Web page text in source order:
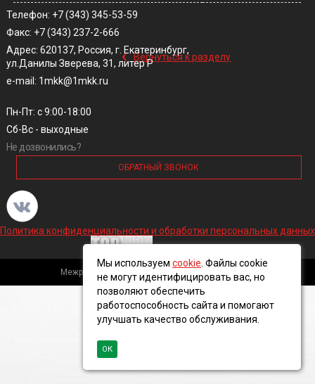
‹ Вернуться к разделу
Телефон: +7 (343) 345-53-59
Факс: +7 (343) 237-2-666
Адрес: 620137, Россия, г. Екатеринбург,
ул.Данилы Зверева, 31, литер Р
e-mail: 1mkk@1mkk.ru
Пн-Пт: с 9:00-18:00
Сб-Вс - выходные
Не дозвонились?
ОБРАТНЫЙ ЗВОНОК
Политика конфиденциальности и обработки персональных данных
Межрегиональная кабельная компания, 2016 ©
Мы используем cookie . Файлы cookie
не могут идентифицировать вас, но
позволяют обеспечить
работоспособность сайта и помогают
улучшать качество обслуживания.
ОК